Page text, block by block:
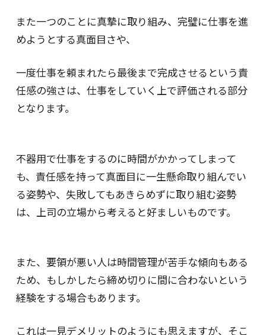
また一つのことに真摯に取り組み、完璧に仕事を進
めようとする真面目さや、
一度仕事を頼まれたら最後まで完成させるという責
任感の強さは、仕事をしていく上で評価される部分
となります。
不器用で仕事をするのに時間がかかってしまって
も、責任感を持って真面目に一生懸命取り組んでい
る姿勢や、失敗してもあきらめずに取り組む姿勢
は、上司の立場から考えると好ましいものです。
また、要領が悪い人は時間管理が苦手な傾向もある
ため、もしかしたら締め切りに間に合わないという
経験をする場合もあります。
これは一見デメリットのようにも思えますが、そこ